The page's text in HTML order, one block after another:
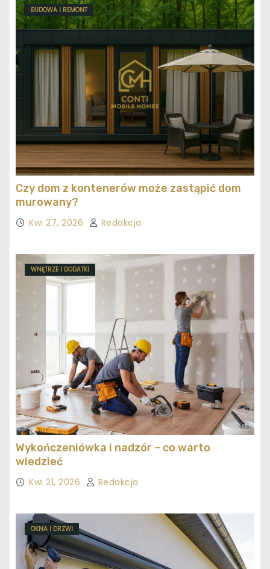
BUDOWA I REMONT
Czy dom z kontenerów może zastąpić dom
murowany?
Kwi 27, 2026 Redakcja
WNĘTRZE I DODATKI
Wykończeniówka i nadzór – co warto
wiedzieć
Kwi 21, 2026 Redakcja
OKNA I DRZWI